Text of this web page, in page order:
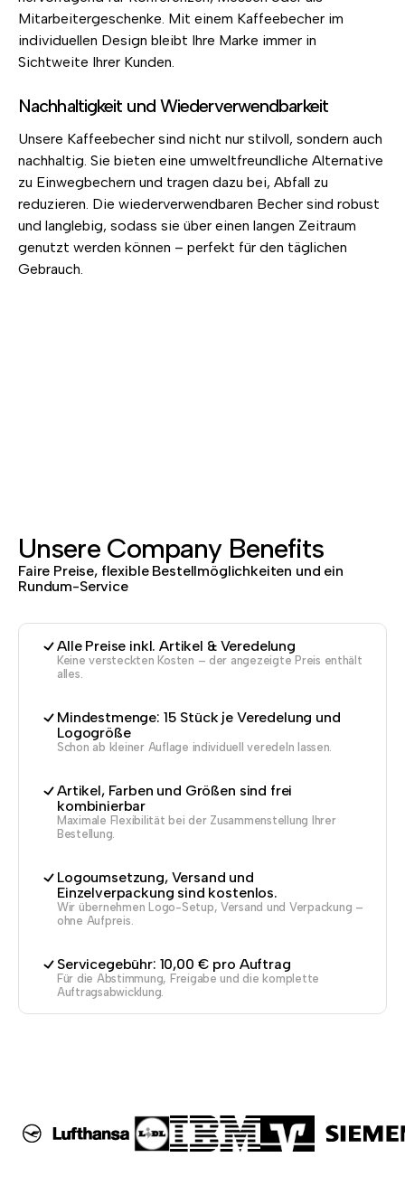
Mitarbeitergeschenke. Mit einem Kaffeebecher im
individuellen Design bleibt Ihre Marke immer in
Sichtweite Ihrer Kunden.
Nachhaltigkeit und Wiederverwendbarkeit
Unsere Kaffeebecher sind nicht nur stilvoll, sondern auch
nachhaltig. Sie bieten eine umweltfreundliche Alternative
zu Einwegbechern und tragen dazu bei, Abfall zu
reduzieren. Die wiederverwendbaren Becher sind robust
und langlebig, sodass sie über einen langen Zeitraum
genutzt werden können – perfekt für den täglichen
Gebrauch.
Unsere Company Benefits
Faire Preise, flexible Bestellmöglichkeiten und ein
Rundum-Service
Alle Preise inkl. Artikel & Veredelung
Keine versteckten Kosten – der angezeigte Preis enthält
alles.
Mindestmenge: 15 Stück je Veredelung und
Logogröße
Schon ab kleiner Auflage individuell veredeln lassen.
Artikel, Farben und Größen sind frei
kombinierbar
Maximale Flexibilität bei der Zusammenstellung Ihrer
Bestellung.
Logoumsetzung, Versand und
Einzelverpackung sind kostenlos.
Wir übernehmen Logo-Setup, Versand und Verpackung –
ohne Aufpreis.
Servicegebühr: 10,00 € pro Auftrag
Für die Abstimmung, Freigabe und die komplette
Auftragsabwicklung.